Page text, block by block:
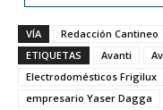
VÍA
Redacción Cantineo
ETIQUETAS
Avanti
Electrodomésticos Frigilux
empresario Yaser Dagga